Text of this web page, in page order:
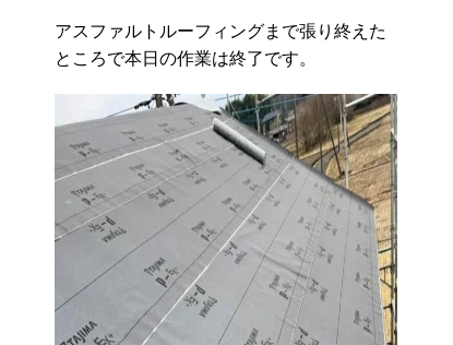
アスファルトルーフィングまで張り終えた
ところで本日の作業は終了です。